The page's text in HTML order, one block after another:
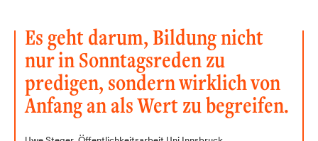
Es geht darum, Bildung nicht
nur in Sonntagsreden zu
predigen, sondern wirklich von
Anfang an als Wert zu begreifen.